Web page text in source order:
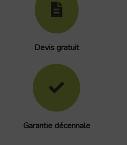
Devis gratuit
Garantie décennale